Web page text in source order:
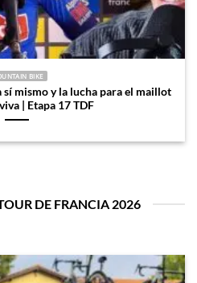
BIKE
sí mismo y la lucha para el maillot
| Etapa 17 TDF
DE FRANCIA 2026